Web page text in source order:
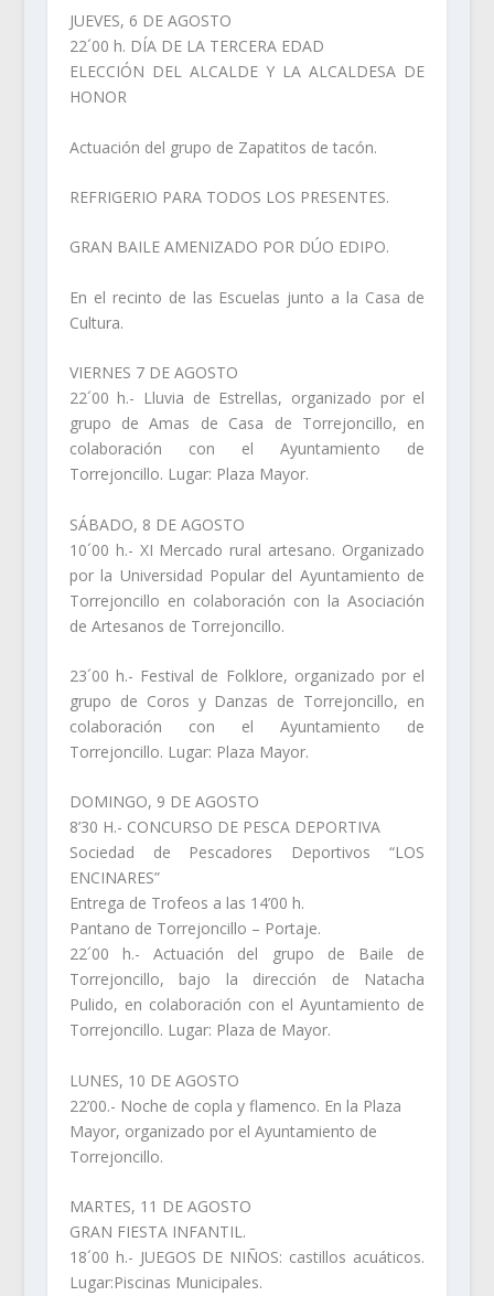
JUEVES, 6 DE AGOSTO
22´00 h. DÍA DE LA TERCERA EDAD
ELECCIÓN DEL ALCALDE Y LA ALCALDESA DE
HONOR
Actuación del grupo de Zapatitos de tacón.
REFRIGERIO PARA TODOS LOS PRESENTES.
GRAN BAILE AMENIZADO POR DÚO EDIPO.
En el recinto de las Escuelas junto a la Casa de
Cultura.
VIERNES 7 DE AGOSTO
22´00 h.- Lluvia de Estrellas, organizado por el
grupo de Amas de Casa de Torrejoncillo, en
colaboración con el Ayuntamiento de
Torrejoncillo. Lugar: Plaza Mayor.
SÁBADO, 8 DE AGOSTO
10´00 h.- XI Mercado rural artesano. Organizado
por la Universidad Popular del Ayuntamiento de
Torrejoncillo en colaboración con la Asociación
de Artesanos de Torrejoncillo.
23´00 h.- Festival de Folklore, organizado por el
grupo de Coros y Danzas de Torrejoncillo, en
colaboración con el Ayuntamiento de
Torrejoncillo. Lugar: Plaza Mayor.
DOMINGO, 9 DE AGOSTO
8’30 H.- CONCURSO DE PESCA DEPORTIVA
Sociedad de Pescadores Deportivos “LOS
ENCINARES”
Entrega de Trofeos a las 14’00 h.
Pantano de Torrejoncillo – Portaje.
22´00 h.- Actuación del grupo de Baile de
Torrejoncillo, bajo la dirección de Natacha
Pulido, en colaboración con el Ayuntamiento de
Torrejoncillo. Lugar: Plaza de Mayor.
LUNES, 10 DE AGOSTO
22’00.- Noche de copla y flamenco. En la Plaza
Mayor, organizado por el Ayuntamiento de
Torrejoncillo.
MARTES, 11 DE AGOSTO
GRAN FIESTA INFANTIL.
18´00 h.- JUEGOS DE NIÑOS: castillos acuáticos.
Lugar:Piscinas Municipales.